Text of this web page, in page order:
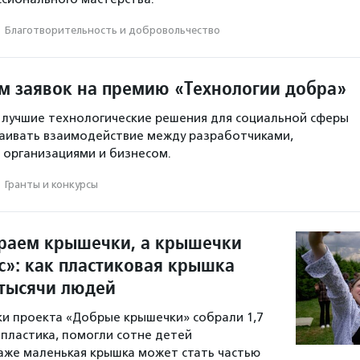
Благотвори­тель­ность и доброволь­чест­во
заявок на премию «Технологии добра»
технологические решения для социальной сферы
взаимодействие между разработчиками,
и бизнесом.
Гранты и конкурсы
крышечки, а крышечки
как пластиковая крышка
людей
проекта «Добрые крышечки» собрали 1,7
помогли сотне детей
маленькая крышка может стать частью